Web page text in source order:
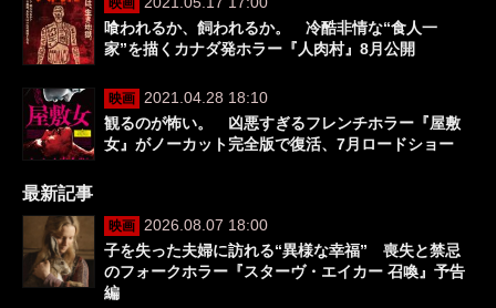
映画
喰われるか、飼われるか。 冷酷非情な“食人一
家”を描くカナダ発ホラー『人肉村』8月公開
映画
2021.04.28 18:10
観るのが怖い。 凶悪すぎるフレンチホラー『屋敷
女』がノーカット完全版で復活、7月ロードショー
最新記事
映画
2026.08.07 18:00
子を失った夫婦に訪れる“異様な幸福” 喪失と禁忌
のフォークホラー『スターヴ・エイカー 召喚』予告
編